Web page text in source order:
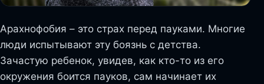
Арахнофобия – это страх перед пауками. Многие
люди испытывают эту боязнь с детства.
Зачастую ребенок, увидев, как кто-то из его
окружения боится пауков, сам начинает их